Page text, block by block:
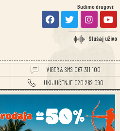
Budimo drugovi:
Slušaj uživo
VIBER & SMS 067 311 100
UKLJUČENJE 020 282 090